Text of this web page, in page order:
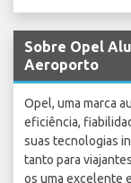
Sobre Opel
Aeroporto
Opel, uma marca
eficiência,
suas tecnologias
tanto para
os uma excelente